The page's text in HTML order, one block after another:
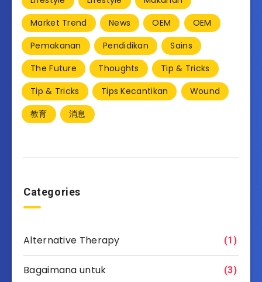
Market Trend
News OEM
OEM
Pemakanan
Pendidikan
Sains
The Future
Thoughts
Tip & Tricks
Tip & Tricks
Tips Kecantikan
Wound
教育
消息
Categories
Alternative Therapy (1)
Bagaimana untuk (3)